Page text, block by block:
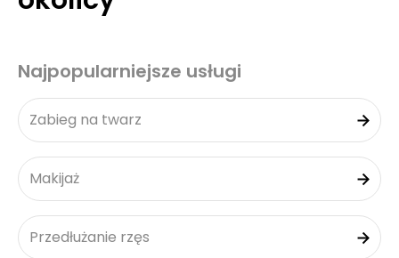
Najpopularniejsze usługi
Zabieg na twarz
Makijaż
Przedłużanie rzęs